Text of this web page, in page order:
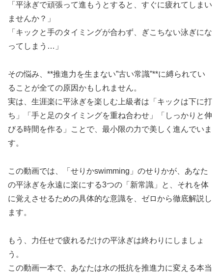
「平泳ぎで頑張って進もうとすると、すぐに疲れてしまい
ませんか？」
「キックと手のタイミングが合わず、ぎこちない泳ぎにな
ってしまう…」
その悩み、**推進力を生まない”古い常識”**に縛られてい
ることが全ての原因かもしれません。
実は、生涯楽に平泳ぎを楽しむ上級者は「キックは下に打
ち」「手と足のタイミングを重ね合わせ」「しっかりと伸
びる時間を作る」ことで、最小限の力で美しく進んでいま
す。
この動画では、「せりかswimming」のせりかが、あなた
の平泳ぎを永遠に楽にする3つの「新常識」と、それを体
に覚えさせるための具体的な意識を、ゼロから徹底解説し
ます。
もう、力任せで疲れるだけの平泳ぎは終わりにしましょ
う。
この動画一本で、あなたは水の抵抗を推進力に変える本当